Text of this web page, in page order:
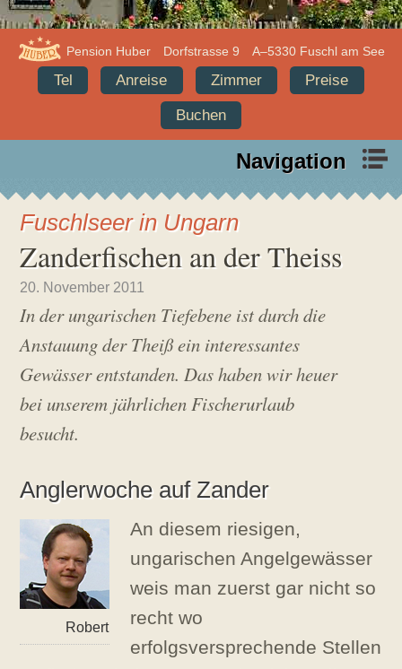
Info
Pension
Huber
Adresse,
Anschrift,
Quick
Pension Huber Dorfstrasse 9 A–5330 Fuschl am See
Tel Anreise Zimmer
Preise
Buchen
Navigation
Fuschlseer in Ungarn
Zanderfischen an der Theiss
U
d
t
:
2
6
.
J
u
r
0
R
b
r
H
u
b
e
r
20. November 2011
In der ungarischen Tiefebene ist durch die
Anstauung der Theiß ein interessantes
Gewässer entstanden. Das haben wir heuer
bei unserem jährlichen Fischerurlaub
besucht.
Anglerwoche auf Zander
Robert
An diesem riesigen,
ungarischen Angelgewässer
weis man zuerst gar nicht so
recht wo
erfolgsversprechende Stellen